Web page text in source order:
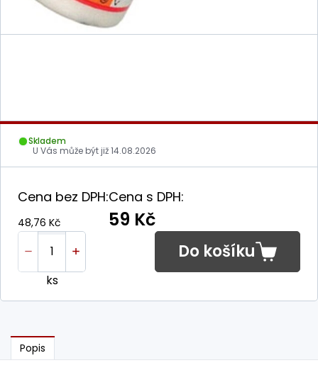
Skladem
U Vás může být již14.08.2026
Cena bez DPH:
48,76 Kč
Cena s DPH:
59 Kč
ks
Do košíku
Popis